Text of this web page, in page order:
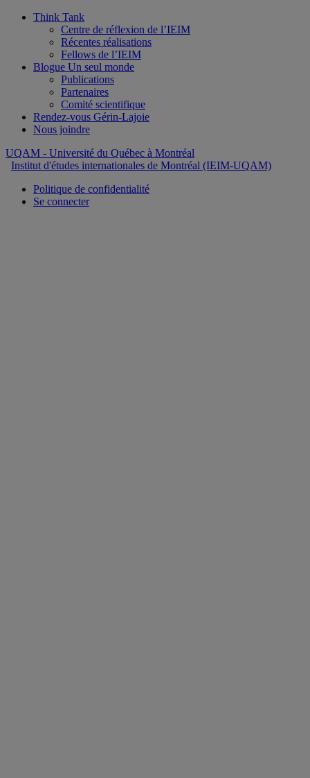
Think Tank
Centre de réflexion de l’IEIM
Récentes réalisations
Fellows de l’IEIM
Blogue Un seul monde
Publications
Partenaires
Comité scientifique
Rendez-vous Gérin-Lajoie
Nous joindre
UQAM - Université du Québec à Montréal
Institut d'études internationales de Montréal (IEIM-UQAM)
Politique de confidentialité
Se connecter